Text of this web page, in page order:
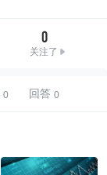
0
关注了
回答